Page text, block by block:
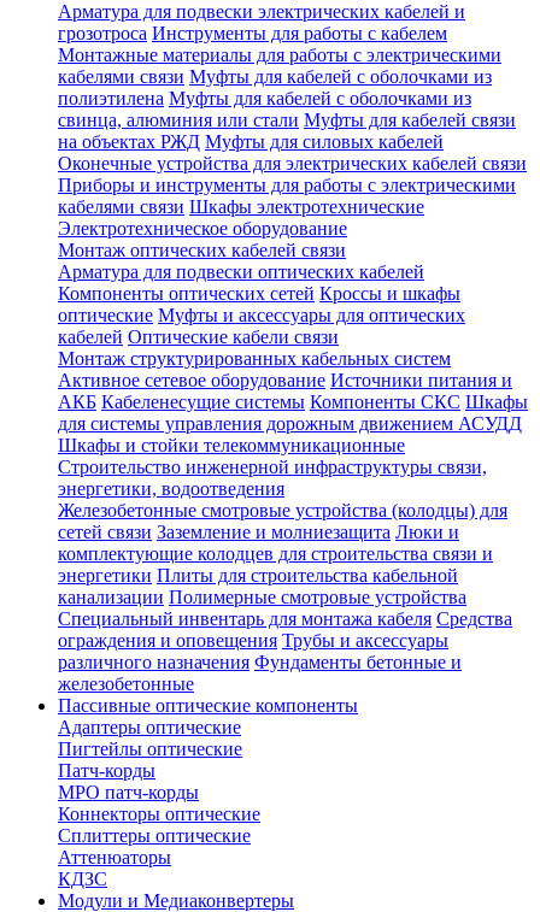
Арматура для подвески электрических кабелей и
грозотроса Инструменты для работы с кабелем
Монтажные материалы для работы с электрическими
кабелями связи Муфты для кабелей с оболочками из
полиэтилена Муфты для кабелей с оболочками из
свинца, алюминия или стали Муфты для кабелей связи
на объектах РЖД Муфты для силовых кабелей
Оконечные устройства для электрических кабелей связи
Приборы и инструменты для работы с электрическими
кабелями связи Шкафы электротехнические
Электротехническое оборудование
Монтаж оптических кабелей связи
Арматура для подвески оптических кабелей
Компоненты оптических сетей Кроссы и шкафы
оптические Муфты и аксессуары для оптических
кабелей Оптические кабели связи
Монтаж структурированных кабельных систем
Активное сетевое оборудование Источники питания и
АКБ Кабеленесущие системы Компоненты СКС Шкафы
для системы управления дорожным движением АСУДД
Шкафы и стойки телекоммуникационные
Строительство инженерной инфраструктуры связи,
энергетики, водоотведения
Железобетонные смотровые устройства (колодцы) для
сетей связи Заземление и молниезащита Люки и
комплектующие колодцев для строительства связи и
энергетики Плиты для строительства кабельной
канализации Полимерные смотровые устройства
Специальный инвентарь для монтажа кабеля Средства
ограждения и оповещения Трубы и аксессуары
различного назначения Фундаменты бетонные и
железобетонные
Пассивные оптические компоненты
Адаптеры оптические
Пигтейлы оптические
Патч-корды
MPO патч-корды
Коннекторы оптические
Сплиттеры оптические
Аттенюаторы
КДЗС
Модули и Медиаконвертеры